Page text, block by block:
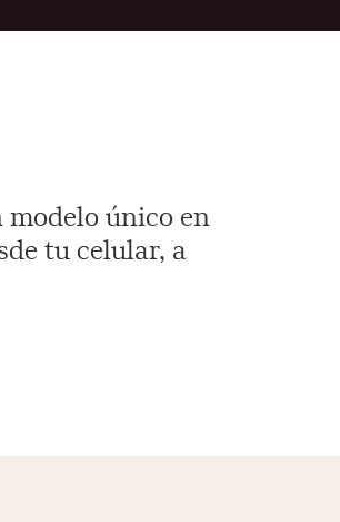
único en
tu celular, a